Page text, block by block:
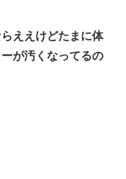
ええけどたまに体
が汚くなってるの